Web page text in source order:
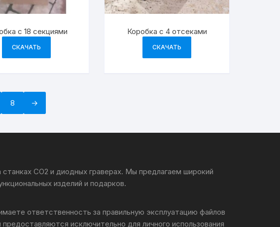
с 18 секциями
СКАЧАТЬ
Коробка с 4 отсеками
СКАЧАТЬ
8 →
CO2 и диодных граверах. Мы предлагаем широкий
изделий и подарков.
ответственность за правильную эксплуатацию файлов
исключительно для личного использования